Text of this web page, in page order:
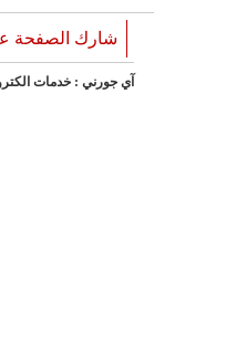
شارك الصفحة
آي جورني : خدمات